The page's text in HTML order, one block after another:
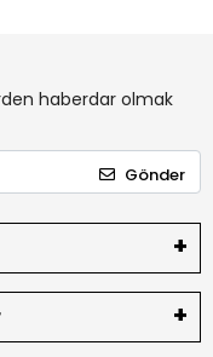
haberdar olmak
Gönder